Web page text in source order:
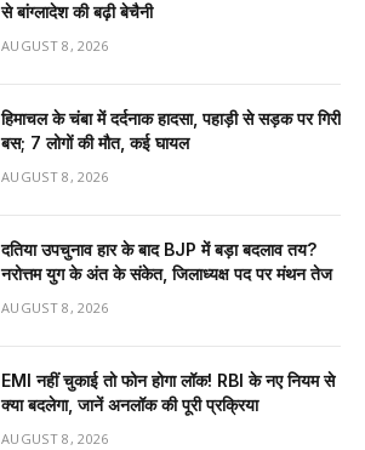
से बांग्लादेश की बढ़ी बेचैनी
AUGUST 8, 2026
हिमाचल के चंबा में दर्दनाक हादसा, पहाड़ी से सड़क पर गिरी
बस; 7 लोगों की मौत, कई घायल
AUGUST 8, 2026
दतिया उपचुनाव हार के बाद BJP में बड़ा बदलाव तय?
नरोत्तम युग के अंत के संकेत, जिलाध्यक्ष पद पर मंथन तेज
AUGUST 8, 2026
EMI नहीं चुकाई तो फोन होगा लॉक! RBI के नए नियम से
क्या बदलेगा, जानें अनलॉक की पूरी प्रक्रिया
AUGUST 8, 2026